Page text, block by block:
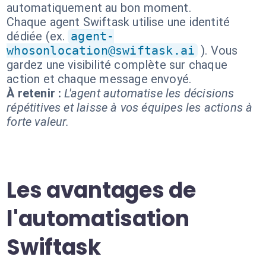
automatiquement au bon moment.
Chaque agent Swiftask utilise une identité
dédiée (ex. agent-
whosonlocation@swiftask.ai ). Vous
gardez une visibilité complète sur chaque
action et chaque message envoyé.
À retenir : L'agent automatise les décisions
répétitives et laisse à vos équipes les actions à
forte valeur.
Les avantages de
l'automatisation
Swiftask